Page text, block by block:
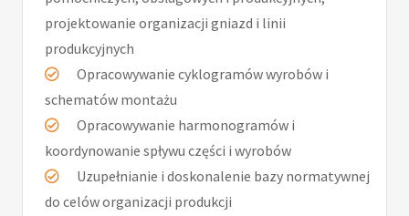
projektowanie organizacji gniazd i linii
produkcyjnych
Opracowywanie cyklogramów wyrobów i
schematów montażu
Opracowywanie harmonogramów i
koordynowanie spływu części i wyrobów
Uzupełnianie i doskonalenie bazy normatywnej
do celów organizacji produkcji